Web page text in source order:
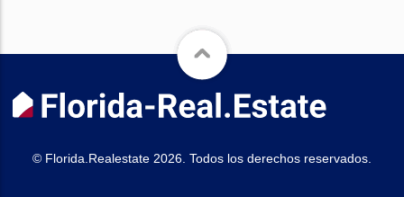
© Florida.Realestate 2026. Todos los derechos reservados.